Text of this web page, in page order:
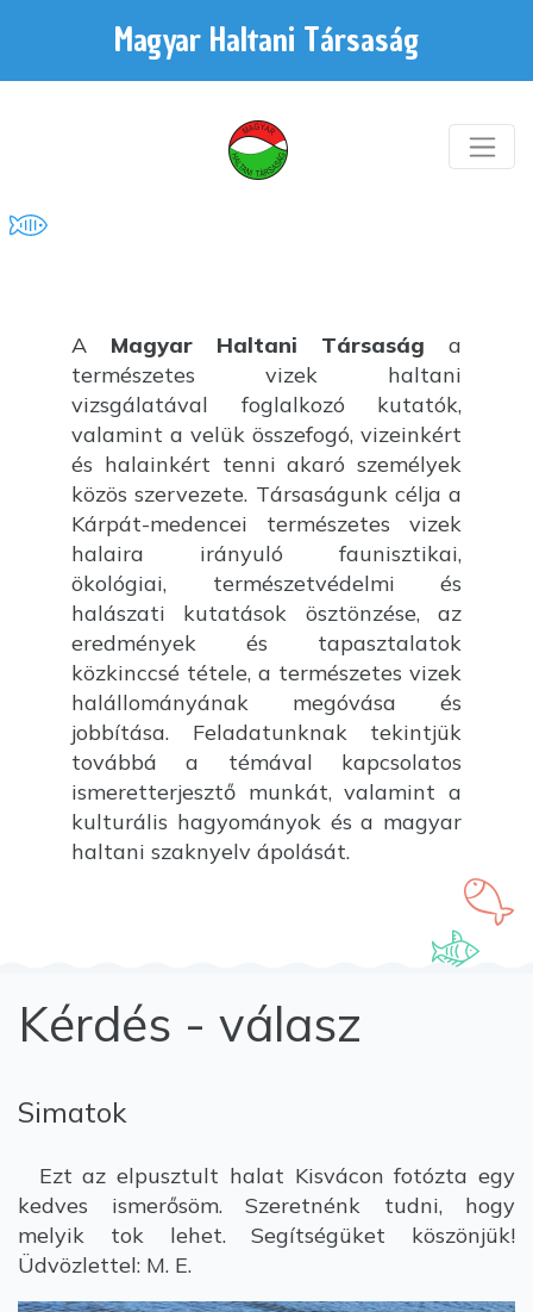
Magyar Haltani Társaság
A Magyar Haltani Társaság a
természetes vizek haltani
vizsgálatával foglalkozó kutatók,
valamint a velük összefogó, vizeinkért
és halainkért tenni akaró személyek
közös szervezete. Társaságunk célja a
Kárpát-medencei természetes vizek
halaira irányuló faunisztikai,
ökológiai, természetvédelmi és
halászati kutatások ösztönzése, az
eredmények és tapasztalatok
közkinccsé tétele, a természetes vizek
halállományának megóvása és
jobbítása. Feladatunknak tekintjük
továbbá a témával kapcsolatos
ismeretterjesztő munkát, valamint a
kulturális hagyományok és a magyar
haltani szaknyelv ápolását.
Kérdés - válasz
Simatok
Ezt az elpusztult halat Kisvácon fotózta egy
kedves ismerősöm. Szeretnénk tudni, hogy
melyik tok lehet. Segítségüket köszönjük!
Üdvözlettel: M. E.